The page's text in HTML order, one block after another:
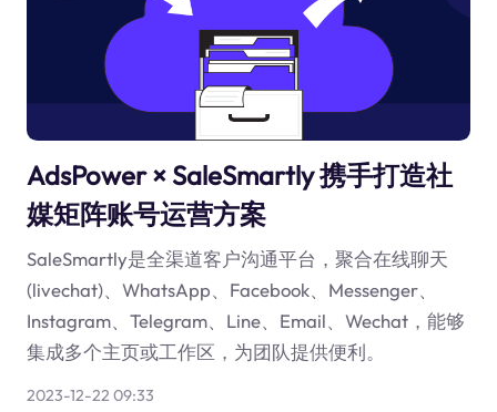
AdsPower × SaleSmartly 携手打造社
媒矩阵账号运营方案
SaleSmartly是全渠道客户沟通平台，聚合在线聊天
(livechat)、WhatsApp、Facebook、Messenger、
Instagram、Telegram、Line、Email、Wechat，能够
集成多个主页或工作区，为团队提供便利。
2023-12-22 09:33